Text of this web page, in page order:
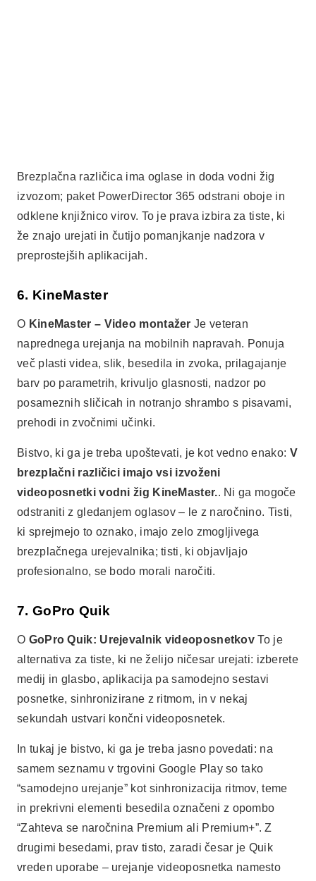
Brezplačna različica ima oglase in doda vodni žig
izvozom; paket PowerDirector 365 odstrani oboje in
odklene knjižnico virov. To je prava izbira za tiste, ki
že znajo urejati in čutijo pomanjkanje nadzora v
preprostejših aplikacijah.
6. KineMaster
O KineMaster – Video montažer Je veteran
naprednega urejanja na mobilnih napravah. Ponuja
več plasti videa, slik, besedila in zvoka, prilagajanje
barv po parametrih, krivuljo glasnosti, nadzor po
posameznih sličicah in notranjo shrambo s pisavami,
prehodi in zvočnimi učinki.
Bistvo, ki ga je treba upoštevati, je kot vedno enako: V
brezplačni različici imajo vsi izvoženi
videoposnetki vodni žig KineMaster.. Ni ga mogoče
odstraniti z gledanjem oglasov – le z naročnino. Tisti,
ki sprejmejo to oznako, imajo zelo zmogljivega
brezplačnega urejevalnika; tisti, ki objavljajo
profesionalno, se bodo morali naročiti.
7. GoPro Quik
O GoPro Quik: Urejevalnik videoposnetkov To je
alternativa za tiste, ki ne želijo ničesar urejati: izberete
medij in glasbo, aplikacija pa samodejno sestavi
posnetke, sinhronizirane z ritmom, in v nekaj
sekundah ustvari končni videoposnetek.
In tukaj je bistvo, ki ga je treba jasno povedati: na
samem seznamu v trgovini Google Play so tako
“samodejno urejanje” kot sinhronizacija ritmov, teme
in prekrivni elementi besedila označeni z opombo
“Zahteva se naročnina Premium ali Premium+”. Z
drugimi besedami, prav tisto, zaradi česar je Quik
vreden uporabe – urejanje videoposnetka namesto